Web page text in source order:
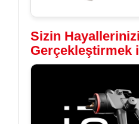
Sizin Hayallerinizi
Gerçekleştirmek